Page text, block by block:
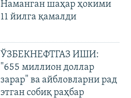
Наманган шаҳар ҳокими
11 йилга қамалди
ЎЗБЕКНЕФТГАЗ ИШИ:
"655 миллион доллар
зарар" ва айбловларни рад
этган собиқ раҳбар